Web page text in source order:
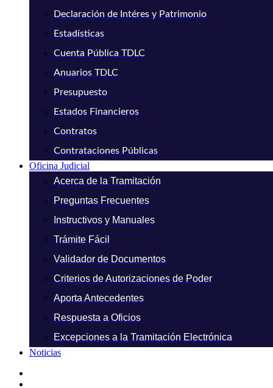
Declaración de Intéres y Patrimonio
Estadísticas
Cuenta Pública TDLC
Anuarios TDLC
Presupuesto
Estados Financieros
Contratos
Contrataciones Públicas
Oficina Judicial
Acerca de la Tramitación
Preguntas Frecuentes
Instructivos y Manuales
Trámite Fácil
Validador de Documentos
Criterios de Autorizaciones de Poder
Aporta Antecedentes
Respuesta a Oficios
Excepciones a la Tramitación Electrónica
Noticias